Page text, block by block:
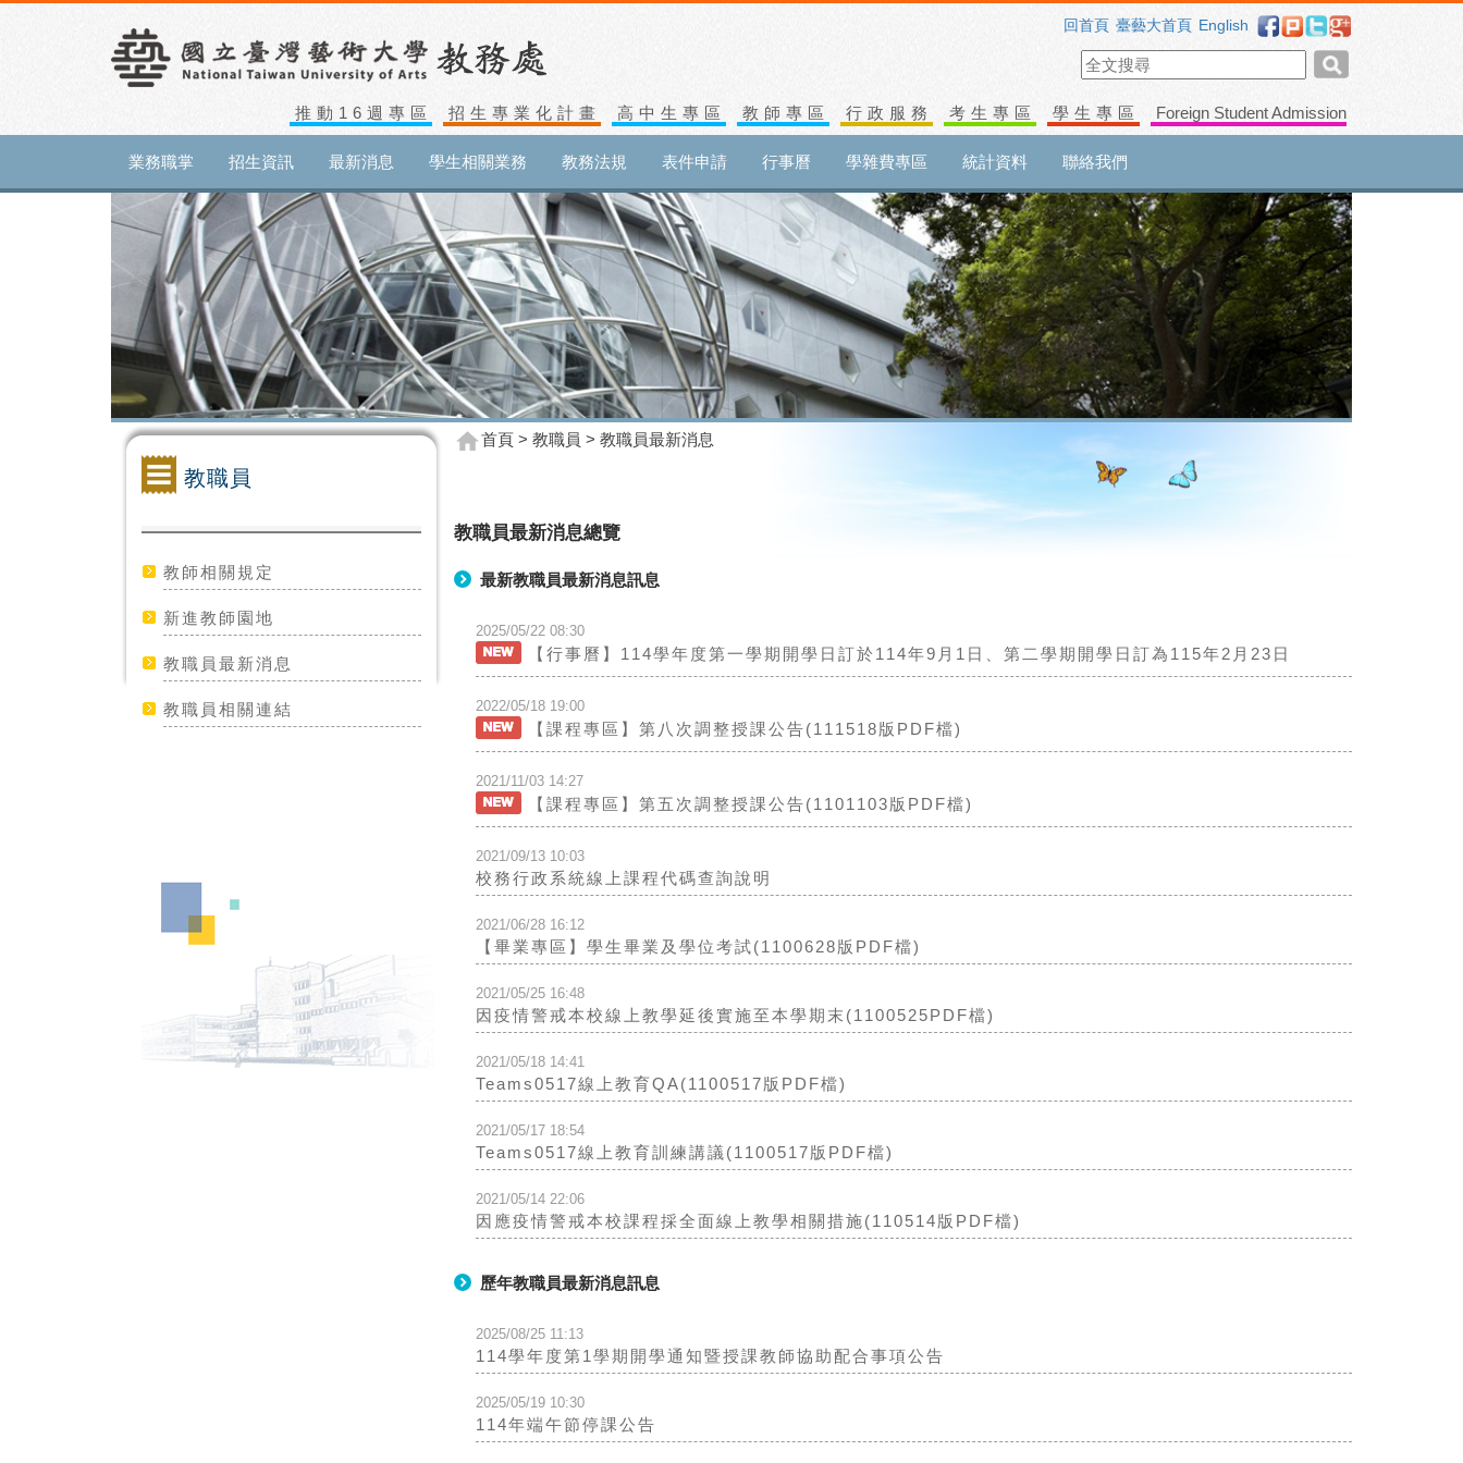
回首頁 臺藝大首頁 English
推動16週專區 招生專業化計畫 高中生專區 教師專區 行政服務 考生專區 學生專區 Foreign Student Admission
業務職掌 招生資訊 最新消息 學生相關業務 教務法規 表件申請 行事曆 學雜費專區 統計資料 聯絡我們
教職員
教師相關規定
新進教師園地
教職員最新消息
教職員相關連結
首頁 > 教職員 > 教職員最新消息
教職員最新消息總覽
最新教職員最新消息訊息
2025/05/22 08:30
【行事曆】114學年度第一學期開學日訂於114年9月1日、第二學期開學日訂為115年2月23日
2022/05/18 19:00
【課程專區】第八次調整授課公告(111518版PDF檔)
2021/11/03 14:27
【課程專區】第五次調整授課公告(1101103版PDF檔)
2021/09/13 10:03
校務行政系統線上課程代碼查詢說明
2021/06/28 16:12
【畢業專區】學生畢業及學位考試(1100628版PDF檔)
2021/05/25 16:48
因疫情警戒本校線上教學延後實施至本學期末(1100525PDF檔)
2021/05/18 14:41
Teams0517線上教育QA(1100517版PDF檔)
2021/05/17 18:54
Teams0517線上教育訓練講議(1100517版PDF檔)
2021/05/14 22:06
因應疫情警戒本校課程採全面線上教學相關措施(110514版PDF檔)
歷年教職員最新消息訊息
2025/08/25 11:13
114學年度第1學期開學通知暨授課教師協助配合事項公告
2025/05/19 10:30
114年端午節停課公告